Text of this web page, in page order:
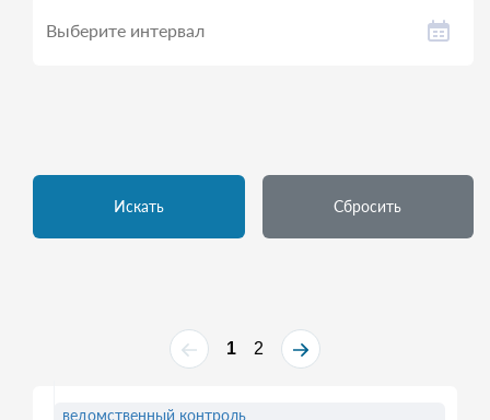
Искать Сбросить
1 2
ведомственный контроль